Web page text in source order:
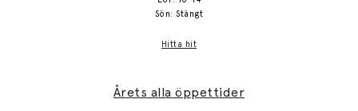
Sön: Stängt
Hitta hit
Årets alla öppettider